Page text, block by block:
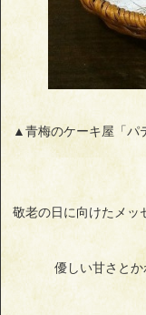
▲青梅のケーキ屋「パ
敬老の日に向けたメッ
優しい甘さと